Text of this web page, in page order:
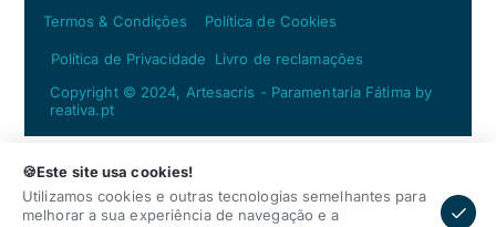
🍪Este site usa cookies!
Utilizamos cookies e outras tecnologias semelhantes para
melhorar a sua experiência de navegação e a
Qtd
Termos & Condições Política de Cookies
Política de Privacidade
Livro de reclamações
Copyright © 2024, Artesacris - Paramentaria Fátima by
reativa.pt